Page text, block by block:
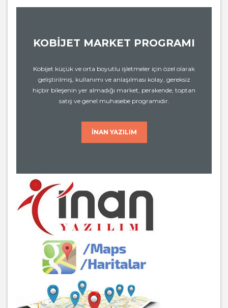
KOBİJET MARKET PROGRAMI
Kobijet küçük ve orta boyutlu işletmeler için özel olarak
geliştirilmiş, kullanımı ve anlaşılması kolay, gereksiz
hiçbir bileşenin yer almadığı market, perakende, toptan
satış ve genel muhasebe programıdır.
İNAN YAZILIM